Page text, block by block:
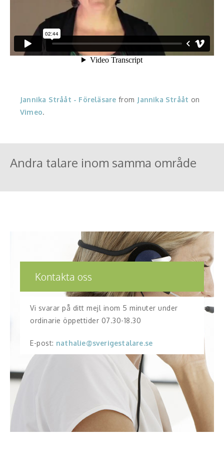
Jannika Strååt - Föreläsare from Jannika Strååt on
Vimeo.
Andra talare inom samma område
Kontakta oss
Vi svarar på ditt mejl inom 5 minuter under
ordinarie öppettider 07.30-18.30
E-post: nathalie@sverigestalare.se